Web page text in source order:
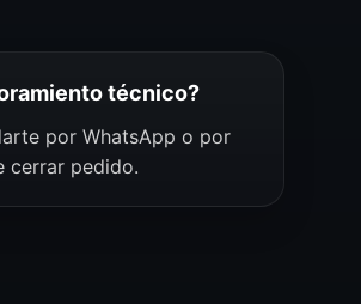
técnico?
por WhatsApp o por
cerrar pedido.